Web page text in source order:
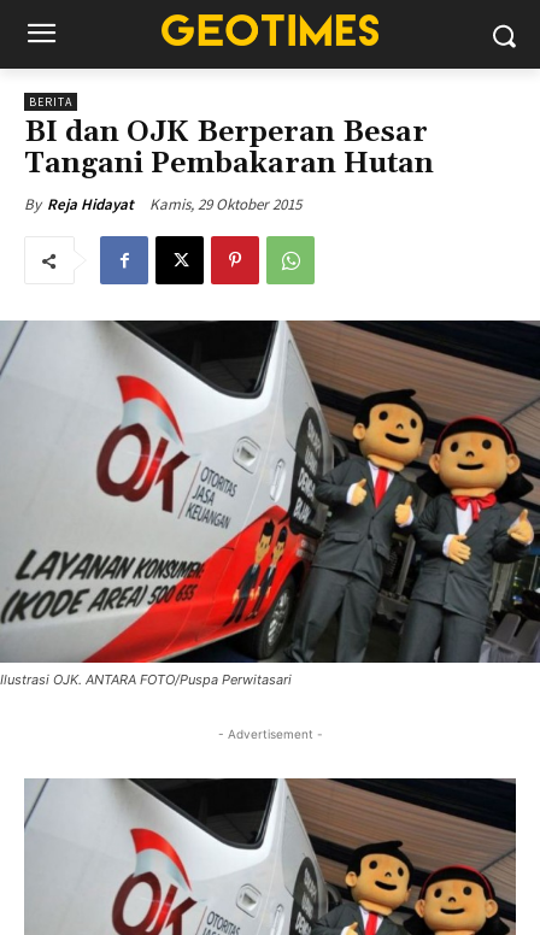
BERITA
BI dan OJK Berperan Besar
Tangani Pembakaran Hutan
By Reja Hidayat Kamis, 29 Oktober 2015
Ilustrasi OJK. ANTARA FOTO/Puspa Perwitasari
- Advertisement -